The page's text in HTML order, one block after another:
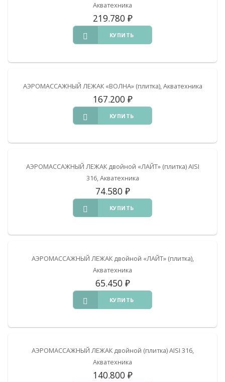
Акватехника
219.780 ₽
КУПИТЬ
АЭРОМАССАЖНЫЙ ЛЕЖАК «ВОЛНА» (плитка), Акватехника
167.200 ₽
КУПИТЬ
АЭРОМАССАЖНЫЙ ЛЕЖАК двойной «ЛАЙТ» (плитка) AISI
316, Акватехника
74.580 ₽
КУПИТЬ
АЭРОМАССАЖНЫЙ ЛЕЖАК двойной «ЛАЙТ» (плитка),
Акватехника
65.450 ₽
КУПИТЬ
АЭРОМАССАЖНЫЙ ЛЕЖАК двойной (плитка) AISI 316,
Акватехника
140.800 ₽